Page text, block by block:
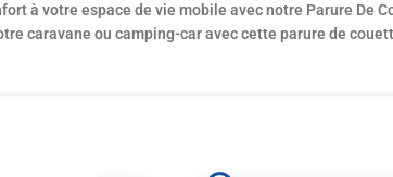
à votre espace de vie mobile avec notre Parure
caravane ou camping-car avec cette parure de